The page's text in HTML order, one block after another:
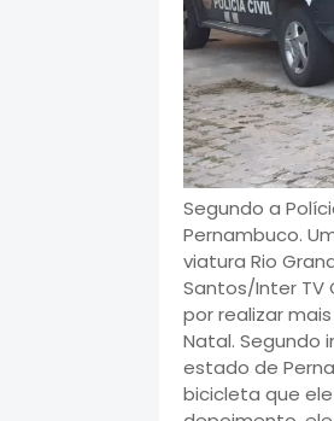
Segundo a
Pernambuco.
viatura Rio
Santos/Inter TV
por realizar
Natal. Segundo
estado de
bicicleta que